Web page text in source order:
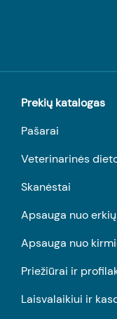
Prekių katalogas
Pašarai
Veterinarinės
Skanėstai
Apsauga nuo erkių
Apsauga nuo
Priežiūrai ir
Laisvalaikiui ir